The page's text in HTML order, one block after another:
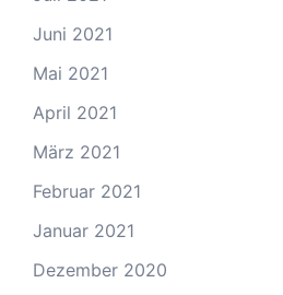
Juni 2021
Mai 2021
April 2021
März 2021
Februar 2021
Januar 2021
Dezember 2020